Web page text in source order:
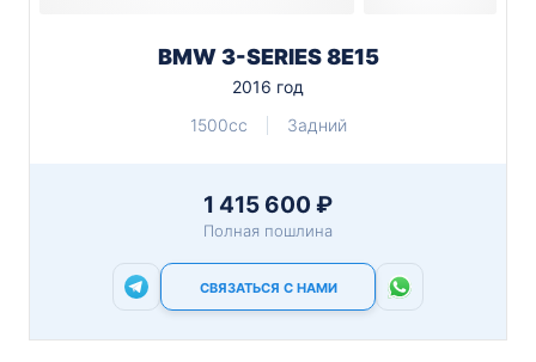
BMW 3-SERIES 8E15
2016 год
1500cc
Задний
1 415 600 ₽
Полная пошлина
СВЯЗАТЬСЯ С НАМИ